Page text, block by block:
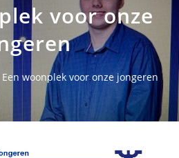
voor onze
Een woonplek voor onze jongeren